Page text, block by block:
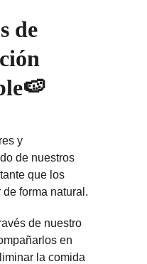
y
de nuestros
que los
forma natural.
de nuestro
en
la comida
de